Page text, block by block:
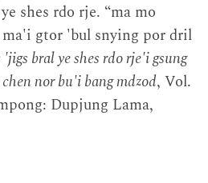
shes rdo rje. “ma mo
ma'i gtor 'bul snying por dril
bral ye shes rdo rje'i gsung
nor bu'i bang mdzod, Vol.
Dupjung Lama,